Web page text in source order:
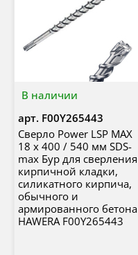
В наличии
арт. F00Y265443
Сверло Power LSP MAX
18 x 400 / 540 мм SDS-
max Бур для сверления
кирпичной кладки,
силикатного кирпича,
обычного и
армированного бетона
HAWERA F00Y265443